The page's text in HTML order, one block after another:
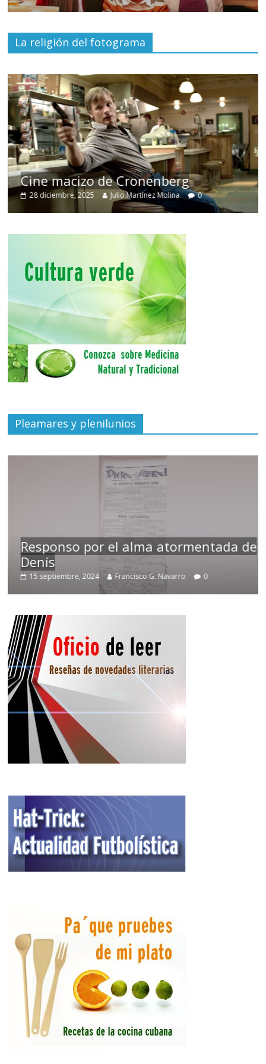
La religión del fotograma
Cine macizo de Cronenberg
28 diciembre, 2025 Julio Martínez Molina 0
Pleamares y plenilunios
Responso por el alma atormentada de
Denís
15 septiembre, 2024 Francisco G. Navarro 0